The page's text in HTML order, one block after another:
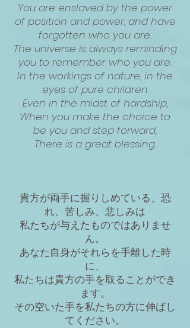
You are enslaved by the power
of position and power, and have
forgotten who you are.
The universe is always reminding
you to remember who you are.
In the workings of nature, in the
eyes of pure children
Even in the midst of hardship,
When you make the choice to
be you and step forward,
There is a great blessing.
貴方が両手に握りしめている、恐
れ、苦しみ、悲しみは
私たちが与えたものではありませ
ん。
あなた自身がそれらを手離した時
に、
私たちは貴方の手を取ることができ
ます。
その空いた手を私たちの方に伸ばし
てください。